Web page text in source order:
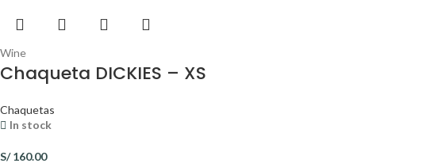
Wine
Chaqueta DICKIES – XS
Chaquetas
In stock
S/160.00